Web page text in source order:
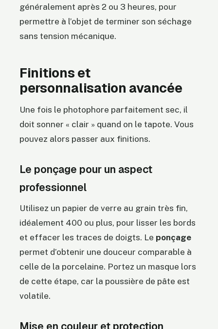
généralement après 2 ou 3 heures, pour
permettre à l’objet de terminer son séchage
sans tension mécanique.
Finitions et
personnalisation avancée
Une fois le photophore parfaitement sec, il
doit sonner « clair » quand on le tapote. Vous
pouvez alors passer aux finitions.
Le ponçage pour un aspect
professionnel
Utilisez un papier de verre au grain très fin,
idéalement 400 ou plus, pour lisser les bords
et effacer les traces de doigts. Le ponçage
permet d’obtenir une douceur comparable à
celle de la porcelaine. Portez un masque lors
de cette étape, car la poussière de pâte est
volatile.